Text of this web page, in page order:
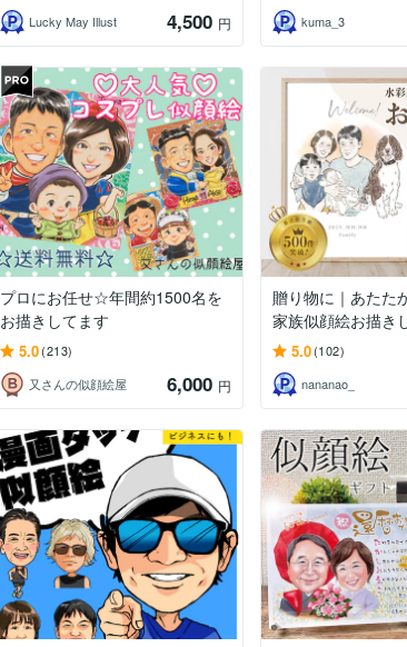
Lucky May Illust
4,500 円
kuma_3
プロにお任せ☆年間約1500名を
お描きしてます
5.0(213)
又さんの似顔絵屋
6,000 円
贈り物に｜あたた
家族似顔絵お描き
5.0(102)
nananao_